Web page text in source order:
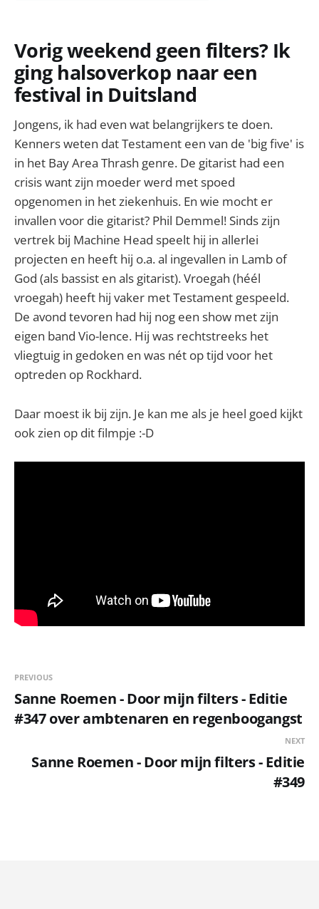
Nederlanders worden in razend
tempo progressiever.
Vorig weekend geen filters? Ik
ging halsoverkop naar een
festival in Duitsland
Jongens, ik had even wat belangrijkers te doen.
Kenners weten dat Testament een van de 'big five' is
in het Bay Area Thrash genre. De gitarist had een
crisis want zijn moeder werd met spoed
opgenomen in het ziekenhuis. En wie mocht er
invallen voor die gitarist? Phil Demmel! Sinds zijn
vertrek bij Machine Head speelt hij in allerlei
projecten en heeft hij o.a. al ingevallen in Lamb of
God (als bassist en als gitarist). Vroegah (héél
vroegah) heeft hij vaker met Testament gespeeld.
De avond tevoren had hij nog een show met zijn
eigen band Vio-lence. Hij was rechtstreeks het
vliegtuig in gedoken en was nét op tijd voor het
optreden op Rockhard.
Daar moest ik bij zijn. Je kan me als je heel goed kijkt
ook zien op dit filmpje :-D
PREVIOUS
Sanne Roemen - Door mijn filters - Editie
#347 over ambtenaren en regenboogangst
NEXT
Sanne Roemen - Door mijn filters - Editie
#349